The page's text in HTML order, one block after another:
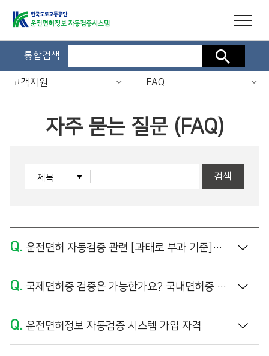
통합검색 검색
고객지원 FAQ
자주 묻는 질문 (FAQ)
검색
Q. 운전면허 자동검증 관련 [과태로 부과 기준]은 어떻게 되나요?
Q. 국제면허증 검증은 가능한가요? 국내면허증 외국인 이름의 정보 불일치가 나타납니다.
Q. 운전면허정보 자동검증 시스템 가입 자격